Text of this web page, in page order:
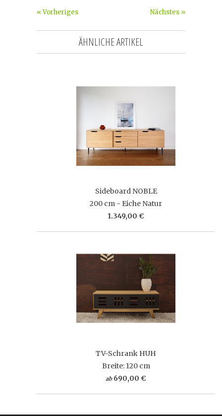
Nächstes »
« Vorheriges
ÄHNLICHE ARTIKEL
Sideboard NOBLE
200 cm - Eiche Natur
1.349,00 €
TV-Schrank HUH
Breite: 120 cm
ab 690,00 €